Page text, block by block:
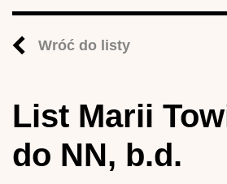
Wróć do listy
List Marii
do NN, b.d.